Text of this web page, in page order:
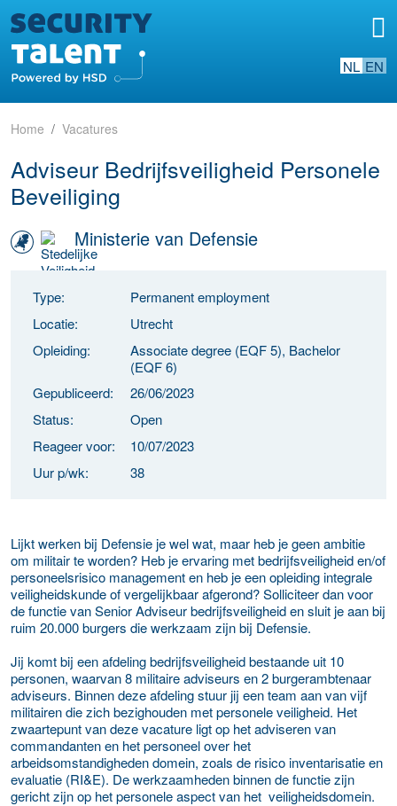
NL EN
Home Vacatures
Adviseur Bedrijfsveiligheid Personele
Beveiliging
Ministerie van Defensie
Type:
Permanent employment
Locatie:
Utrecht
Opleiding:
Associate degree (EQF 5), Bachelor
(EQF 6)
Gepubliceerd:
26/06/2023
Status:
Open
Reageer voor:
10/07/2023
Uur p/wk:
38
Lijkt werken bij Defensie je wel wat, maar heb je geen ambitie
om militair te worden? Heb je ervaring met bedrijfsveiligheid en/of
personeelsrisico management en heb je een opleiding integrale
veiligheidskunde of vergelijkbaar afgerond? Solliciteer dan voor
de functie van Senior Adviseur bedrijfsveiligheid en sluit je aan bij
ruim 20.000 burgers die werkzaam zijn bij Defensie.
Jij komt bij een afdeling bedrijfsveiligheid bestaande uit 10
personen, waarvan 8 militaire adviseurs en 2 burgerambtenaar
adviseurs. Binnen deze afdeling stuur jij een team aan van vijf
militairen die zich bezighouden met personele veiligheid. Het
zwaartepunt van deze vacature ligt op het adviseren van
commandanten en het personeel over het
arbeidsomstandigheden domein, zoals de risico inventarisatie en
evaluatie (RI&E). De werkzaamheden binnen de functie zijn
gericht zijn op het personele aspect van het veiligheidsdomein.